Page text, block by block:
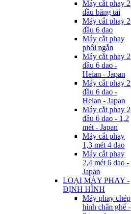
Máy cắt phay 2
đầu băng tải
Máy cắt phay 2
đầu 6 dao
Máy cắt phay
phôi ngắn
Máy cắt phay 2
đầu 6 dao -
Heian - Japan
Máy cắt phay 2
đầu 6 dao -
Heian - Japan
Máy cắt phay 2
đầu 6 dao - 1,2
mét - Japan
Máy cắt phay
1,3 mét 4 dao
Máy cắt phay
2,4 mét 6 dao -
Japan
LOẠI MÁY PHAY -
ĐỊNH HÌNH
Máy phay chép
hình chân ghế -